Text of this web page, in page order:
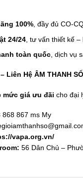
100%, đầy đủ CO-
24/24 , tư vấn thiết kế
toàn quốc , dịch vụ
Liên Hệ ÂM THANH
mức giá ưu đãi cho đại
868 867 ms My
vapa.org.vn/
56 Dân Chủ –